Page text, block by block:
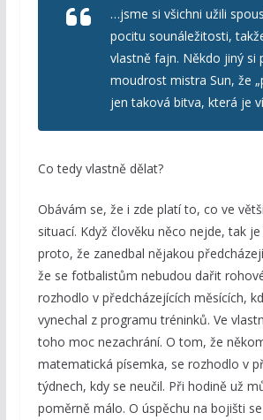
…jsme si všichni užili
pocitu sounáležitosti,
vlastně fajn. Někdo jiný si
moudrost mistra Sun, že
jen taková bitva, která je
Co tedy vlastně dělat?
Obávám se, že i zde platí to, co ve
situací. Když člověku něco nejde, tak
proto, že zanedbal nějakou
že se fotbalistům nebudou dařit
rozhodlo v předcházejících měsících,
vynechal z programu tréninků. Ve
toho moc nezachrání. O tom, že
matematická písemka, se rozhodlo v
týdnech, kdy se neučil. Při hodině už
poměrně málo. O úspěchu na bojišti